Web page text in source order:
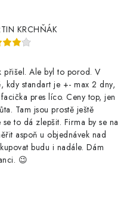
KRCHŇÁK
přišel. Ale byl to porod. V
kdy standart je +- max 2 dny,
pres líco. Ceny top, jen
Tam jsou prostě ještě
to dá zlepšit. Firma by se na
aspoň u objednávek nad
budu i nadále. Dám
😉